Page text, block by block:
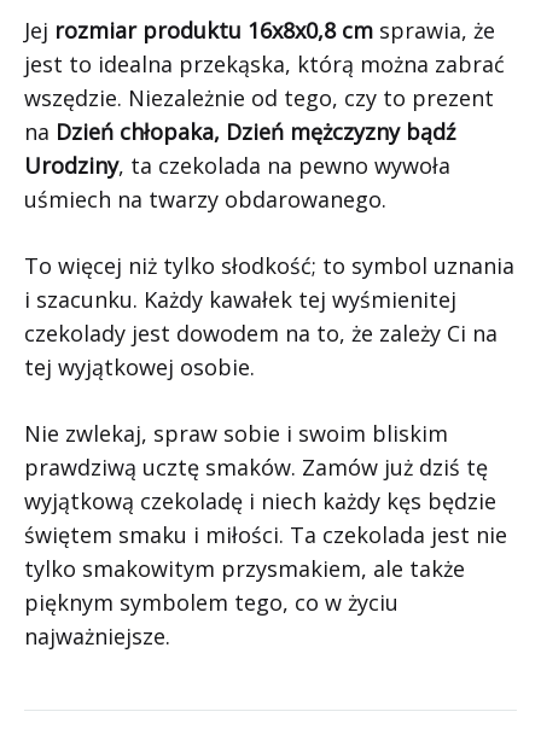
Jej rozmiar produktu 16x8x0,8 cm sprawia, że
jest to idealna przekąska, którą można zabrać
wszędzie. Niezależnie od tego, czy to prezent
na Dzień chłopaka, Dzień mężczyzny bądź
Urodziny, ta czekolada na pewno wywoła
uśmiech na twarzy obdarowanego.
To więcej niż tylko słodkość; to symbol uznania
i szacunku. Każdy kawałek tej wyśmienitej
czekolady jest dowodem na to, że zależy Ci na
tej wyjątkowej osobie.
Nie zwlekaj, spraw sobie i swoim bliskim
prawdziwą ucztę smaków. Zamów już dziś tę
wyjątkową czekoladę i niech każdy kęs będzie
świętem smaku i miłości. Ta czekolada jest nie
tylko smakowitym przysmakiem, ale także
pięknym symbolem tego, co w życiu
najważniejsze.